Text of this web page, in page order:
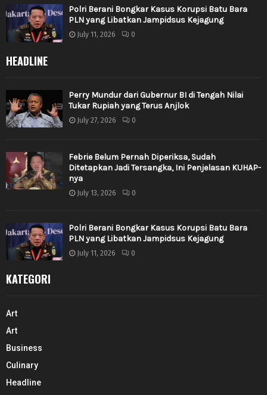
Polri Berani Bongkar Kasus Korupsi Batu Bara
PLN yang Libatkan Jampidsus Kejagung
July 11, 2026 0
HEADLINE
Perry Mundur dari Gubernur BI di Tengah Nilai
Tukar Rupiah yang Terus Anjlok
July 27, 2026 0
Febrie Belum Pernah Diperiksa, Sudah
Ditetapkan Jadi Tersangka, Ini Penjelasan KUHAP-
nya
July 13, 2026 0
Polri Berani Bongkar Kasus Korupsi Batu Bara
PLN yang Libatkan Jampidsus Kejagung
July 11, 2026 0
KATEGORI
Art
Art
Business
Culinary
Headline